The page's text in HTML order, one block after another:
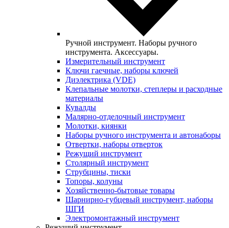
Ручной инструмент. Наборы ручного
инструмента. Аксессуары.
Измерительный инструмент
Ключи гаечные, наборы ключей
Диэлектрика (VDE)
Клепальные молотки, степлеры и расходные
материалы
Кувалды
Малярно-отделочный инструмент
Молотки, киянки
Наборы ручного инструмента и автонаборы
Отвертки, наборы отверток
Режущий инструмент
Столярный инструмент
Струбцины, тиски
Топоры, колуны
Хозяйственно-бытовые товары
Шарнирно-губцевый инструмент, наборы
ШГИ
Электромонтажный инструмент